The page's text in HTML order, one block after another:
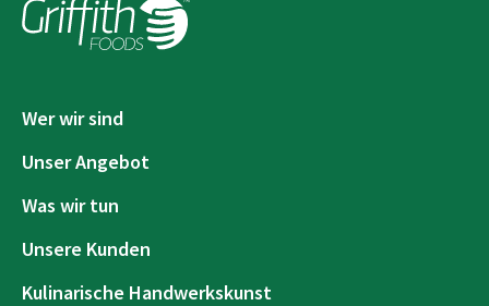
Wer wir sind
Unser Angebot
Was wir tun
Unsere Kunden
Kulinarische Handwerkskunst